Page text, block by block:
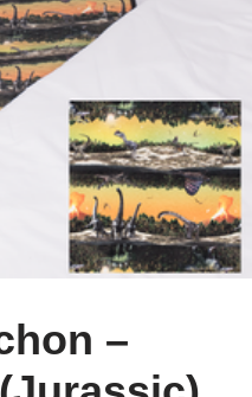
–